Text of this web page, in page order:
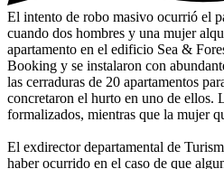
El intento de robo masivo ocurrió el
cuando dos hombres y una mujer
apartamento en el edificio Sea &
Booking y se instalaron con
las cerraduras de 20 apartamentos
concretaron el hurto en uno de ellos.
formalizados, mientras que la mujer
El exdirector departamental de
haber ocurrido en el caso de que